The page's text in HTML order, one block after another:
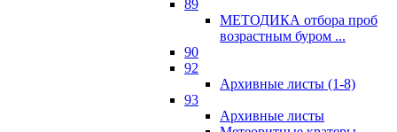
89
МЕТОДИКА отбора проб
возрастным буром ...
90
92
Архивные листы (1-8)
93
Архивные листы